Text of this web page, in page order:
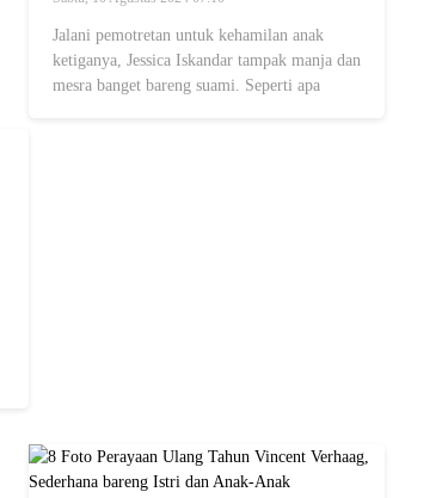
Pemotretan Terbarunya
Jalani pemotretan untuk kehamilan anak
ketiganya, Jessica Iskandar tampak manja dan
mesra banget bareng suami. Seperti apa